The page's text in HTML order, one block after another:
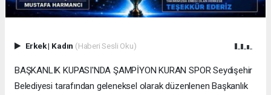
Erkek| Kadın (Haberi Sesli Oku)
BAŞKANLIK KUPASI'NDA ŞAMPİYON KURAN SPOR Seydişehir
Belediyesi tarafından geleneksel olarak düzenlenen Başkanlık